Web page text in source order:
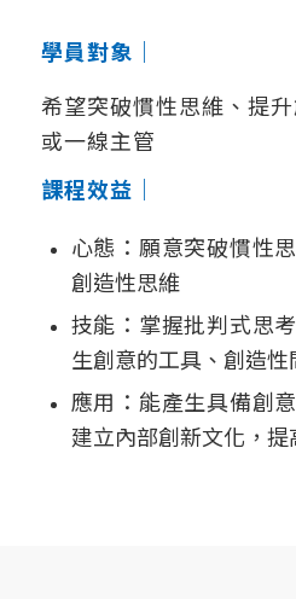
學員對象｜
希望突破慣性思維、提
或一線主管
課程效益｜
心態：願意突破慣性
創造性思維
技能：掌握批判式思
生創意的工具、創造性
應用：能產生具備創
建立內部創新文化，提